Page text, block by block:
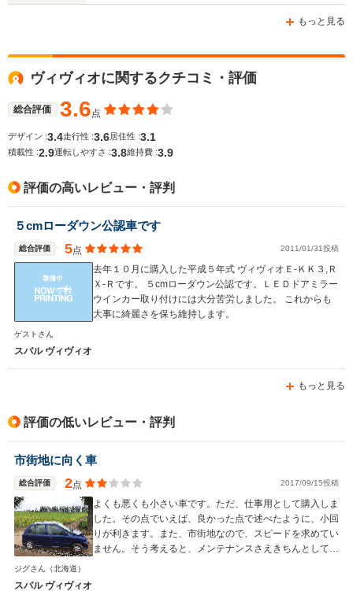
WLTCモード
燃費
もっと見る
ヴィヴィオに関するクチコミ・評価
総合評価 3.6点
デザイン :3.4走行性 :3.6 居住性 :3.1
積載性 :2.9運転しやすさ :3.8維持費 :3.9
評価の高いレビュー・評判
５cmローダウン公認車です
総合評価 5点 2011/01/31投稿
去年１０月に購入した平成５年式 ヴィヴィオＥ-ＫＫ３,Ｒ
Ｘ-Ｒです。 ５cmローダウン公認です。ＬＥＤドアミラー
ウインカー取り付けには大分苦労しました。 これからも
大事に綺麗さを保ち維持します。
ゲストさん
スバル ヴィヴィオ
もっと見る
評価の低いレビュー・評判
市街地に向く車
総合評価 2点 2017/09/15投稿
よくも悪くも小さい車です。ただ、仕事用として購入しま
した。その点でいえば、良かった点で述べたように、小回
りが利きます。また、市街地なので、スピードを求めてい
ません。そう考えると、メンテナンスさえきちんとしてれ
ジグさん （北海道）
スバル ヴィヴィオ